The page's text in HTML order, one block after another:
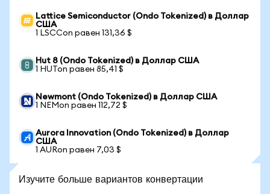
Lattice Semiconductor (Ondo Tokenized) в Доллар
США
1 LSCCon равен 131,36 $
Hut 8 (Ondo Tokenized) в Доллар США
1 HUTon равен 85,41 $
Newmont (Ondo Tokenized) в Доллар США
1 NEMon равен 112,72 $
Aurora Innovation (Ondo Tokenized) в Доллар
США
1 AURon равен 7,03 $
Изучите больше вариантов конвертации